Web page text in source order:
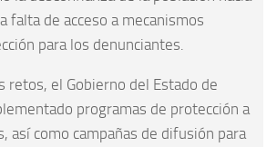
falta de acceso a mecanismos
para los denunciantes.
retos, el Gobierno del Estado de
programas de protección a
así como campañas de difusión para